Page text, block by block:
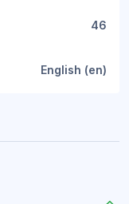
46
English ‎(en)‎